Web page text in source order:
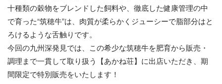
十種類の穀物をブレンドした飼料や、徹底した健康管理の中
で育った“筑穂牛”は、肉質が柔らかくジューシーで脂部分はと
ろけるような舌触りです。
今回の九州深発見では、この希少な筑穂牛を肥育から販売・
調理まで一貫して取り扱う【あかね荘】に出店いただき、期
間限定で特別販売をいたします！